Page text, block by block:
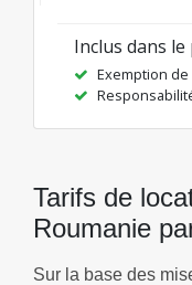
Inclus dans le
Exemption de
Tarifs de
Roumanie
Sur la base des